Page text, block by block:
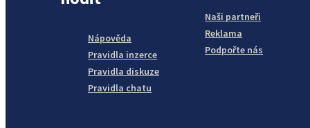
Nápověda
Pravidla inzerce
Pravidla diskuze
Pravidla chatu
Naši partneři
Reklama
Podpořte nás